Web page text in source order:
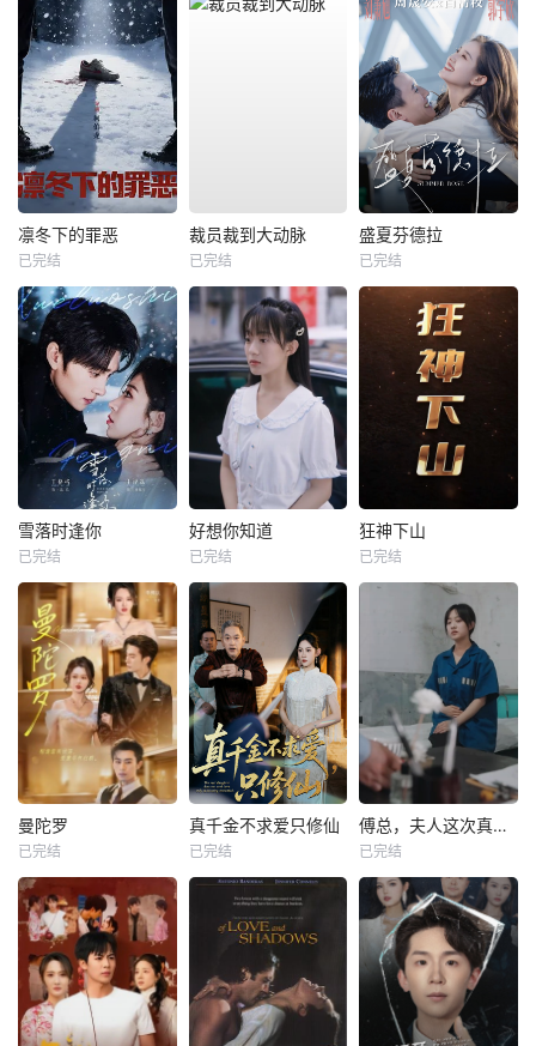
凛冬下的罪恶
已完结
裁员裁到大动脉
已完结
盛夏芬德拉
已完结
雪落时逢你
已完结
好想你知道
已完结
狂神下山
已完结
曼陀罗
已完结
真千金不求爱只修仙
已完结
傅总，夫人这次真的死了
已完结